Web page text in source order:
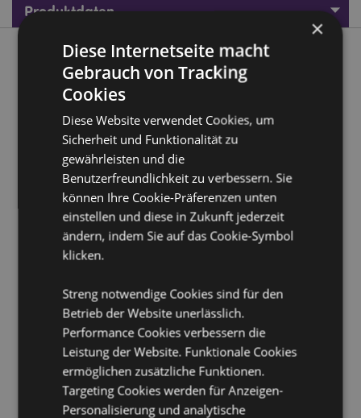
Produktdaten
Produktbeschreibung
Lisa Parker Geisterstunde Katze Wanduhr
Material:MDF
Batterie benötigt: 1 AA
Batterie enthalten: Nein
Wandmontage:Ja
Lizenz-Informationen:Dieses Produkt ist vollständig
lizenziert und kann weltweit verkauft werden.
Möchten Sie mehr über den Einkauf bei Puckator
erfahren?Dann lesen Sie unserenLeitfaden für
Kundeninformationen.
Produktattribute
Höhe 30cm Breite 30cm Tiefe 4cm
×
Diese Internetseite macht
Gebrauch von Tracking
Cookies
Diese Website verwendet Cookies, um
Sicherheit und Funktionalität zu
gewährleisten und die
Benutzerfreundlichkeit zu verbessern. Sie
können Ihre Cookie-Präferenzen unten
einstellen und diese in Zukunft jederzeit
ändern, indem Sie auf das Cookie-Symbol
klicken.
Streng notwendige Cookies sind für den
Betrieb der Website unerlässlich.
Performance Cookies verbessern die
Leistung der Website. Funktionale Cookies
ermöglichen zusätzliche Funktionen.
Targeting Cookies werden für Anzeigen-
Personalisierung und analytische